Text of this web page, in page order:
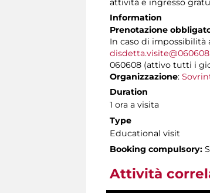
attività e ingresso
Information
Prenotazione
In caso di impossibilità
060608 (attivo tutti i
Organizzazione:
Duration
1 ora a visita
Type
Educational visit
Booking compulsory:
Attività